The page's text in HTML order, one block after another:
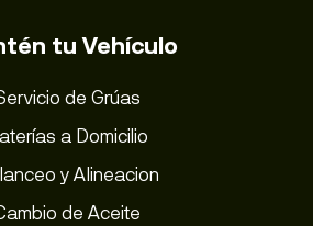
tu Vehículo
de Grúas
a Domicilio
y Alineacion
de Aceite